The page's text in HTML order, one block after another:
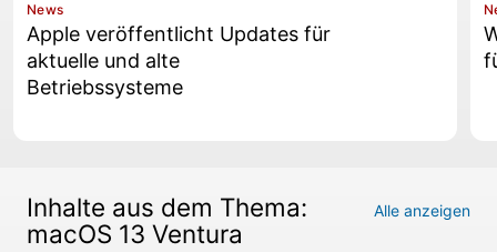
News
Apple veröffentlicht Updates für
aktuelle und alte
Betriebssysteme
Inhalte aus dem Thema:
macOS 13 Ventura
Alle anzeigen